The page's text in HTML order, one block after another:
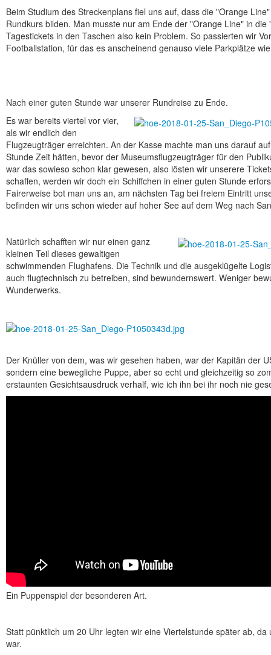
Beim Studium des Streckenplans fiel uns auf, dass die "Orange
Rundkurs bilden. Man musste nur am Ende der "Orange Line" in
Tagestickets in den Taschen also kein Problem. So passierten wir
Footballstation, für das es anscheinend genauso viele Parkplätze
Nach einer guten Stunde war unserer Rundreise zu Ende.
Es war bereits viertel vor vier,
als wir endlich den
Flugzeugträger erreichten. An der Kasse machte man uns darauf
Stunde Zeit hätten, bevor der Museumsflugzeugträger für den
war das sowieso schon klar gewesen, also lösten wir unserere
schaffen, werden wir doch ein Schiffchen in einer guten Stunde
Fairerweise bot man uns an, am nächsten Tag bei freiem Eintritt
befinden wir uns schon wieder auf hoher See auf dem Weg nach
Natürlich schafften wir nur einen ganz
kleinen Teil dieses gewaltigen
schwimmenden Flughafens. Die Technik und die ausgeklügelte
auch flugtechnisch zu betreiben, sind bewundernswert. Weniger
Wunderwerks.
Der Knüller von dem, was wir gesehen haben, war der Kapitän der
sondern eine bewegliche Puppe, aber so echt und gleichzeitig so
erstaunten Gesichtsausdruck verhalf, wie ich ihn bei ihr noch nie
Ein Puppenspiel der besonderen Art.
Statt pünktlich um 20 Uhr legten wir eine Viertelstunde später ab,
war.